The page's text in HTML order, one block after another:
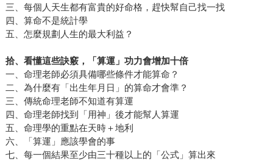
三、每個人天生都有富貴的好命格，趕快幫自己找一找
四、算命不是統計學
五、怎麼規劃人生的最大利益？
拾、看懂這些訣竅，「算運」功力會增加十倍
一、命理老師必須具備哪些條件才能算命？
二、為什麼有「出生年月日」的算命才會準？
三、傳統命理老師不知道有算運
四、命理老師找到「用神」後才能幫人算運
五、命理學的重點在天時＋地利
六、「算運」應該學會的事
七、每一個結果至少由三十種以上的「公式」算出來